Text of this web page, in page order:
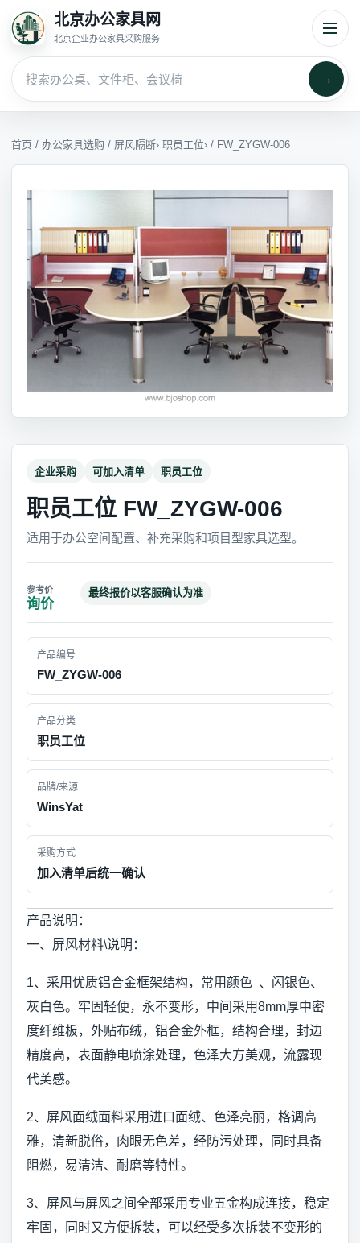
北京办公家具网
北京企业办公家具采购服务
→
首页 / 办公家具选购 / 屏风隔断› 职员工位› / FW_ZYGW-006
企业采购 可加入清单 职员工位
职员工位 FW_ZYGW-006
适用于办公空间配置、补充采购和项目型家具选型。
询价
最终报价以客服确认为准
产品编号
FW_ZYGW-006
产品分类
职员工位
品牌/来源
WinsYat
采购方式
加入清单后统一确认
产品说明：
一、屏风材料\说明：
1、采用优质铝合金框架结构，常用颜色 、闪银色、
灰白色。牢固轻便，永不变形，中间采用8mm厚中密
度纤维板，外贴布绒，铝合金外框，结构合理，封边
精度高，表面静电喷涂处理，色泽大方美观，流露现
代美感。
2、屏风面绒面料采用进口面绒、色泽亮丽，格调高
雅，清新脱俗，肉眼无色差，经防污处理，同时具备
阻燃，易清洁、耐磨等特性。
3、屏风与屏风之间全部采用专业五金构成连接，稳定
牢固，同时又方便拆装，可以经受多次拆装不变形的